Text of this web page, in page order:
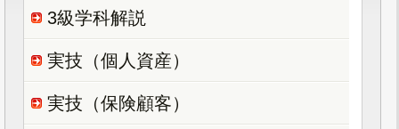
3級学科解説
実技（個人資産）
実技（保険顧客）